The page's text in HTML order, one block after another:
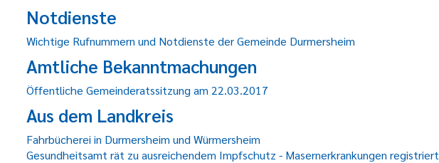
Notdienste
Wichtige Rufnummern und Notdienste der Gemeinde Durmersheim
Amtliche Bekanntmachungen
Öffentliche Gemeinderatssitzung am 22.03.2017
Aus dem Landkreis
Fahrbücherei in Durmersheim und Würmersheim
Gesundheitsamt rät zu ausreichendem Impfschutz - Masernerkrankungen registriert